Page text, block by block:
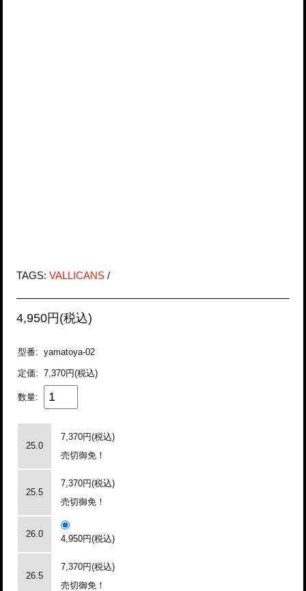
TAGS: VALLICANS /
4,950円(税込)
型番: yamatoya-02
定価: 7,370円(税込)
数量:
25.0
7,370円(税込)
売切御免！
25.5
7,370円(税込)
売切御免！
26.0 4,950円(税込)
26.5
7,370円(税込)
売切御免！